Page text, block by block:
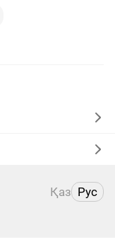
Қаз Рус